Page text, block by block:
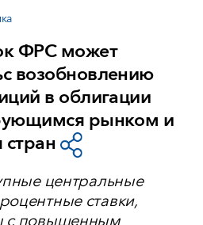
ФРС может
возобновлению
в облигации
рынком и
центральные
ставки,